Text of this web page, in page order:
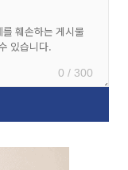
0 / 300